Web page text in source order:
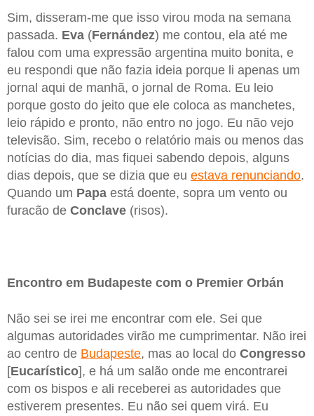
Sim, disseram-me que isso virou moda na semana
passada. Eva (Fernández) me contou, ela até me
falou com uma expressão argentina muito bonita, e
eu respondi que não fazia ideia porque li apenas um
jornal aqui de manhã, o jornal de Roma. Eu leio
porque gosto do jeito que ele coloca as manchetes,
leio rápido e pronto, não entro no jogo. Eu não vejo
televisão. Sim, recebo o relatório mais ou menos das
notícias do dia, mas fiquei sabendo depois, alguns
dias depois, que se dizia que eu estava renunciando.
Quando um Papa está doente, sopra um vento ou
furacão de Conclave (risos).
Encontro em Budapeste com o Premier Orbán
Não sei se irei me encontrar com ele. Sei que
algumas autoridades virão me cumprimentar. Não irei
ao centro de Budapeste, mas ao local do Congresso
[Eucarístico], e há um salão onde me encontrarei
com os bispos e ali receberei as autoridades que
estiverem presentes. Eu não sei quem virá. Eu